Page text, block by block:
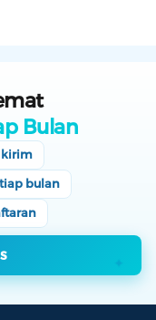
Bulan
kirim
bulan